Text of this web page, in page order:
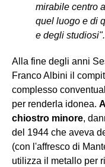
mirabile centro
quel luogo e di
e degli studiosi".
Alla fine degli anni
Franco Albini il
complesso
per renderla idonea.
chiostro minore,
del 1944 che aveva
(con l'affresco di
utilizza il metallo per